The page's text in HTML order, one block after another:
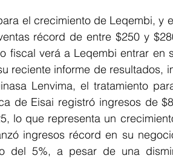
el crecimiento de Leqembi, y
récord de entre $250 y
fiscal verá a Leqembi entrar en
reciente informe de resultados,
Lenvima, el tratamiento
de Eisai registró ingresos de
lo que representa un
ingresos récord en su
del 5%, a pesar de una